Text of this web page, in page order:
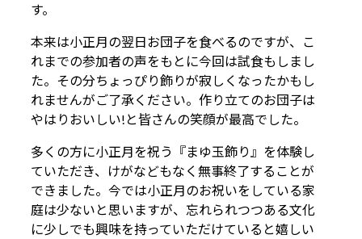
す。
本来は小正月の翌日お団子を食べるのですが、こ
れまでの参加者の声をもとに今回は試食もしまし
た。その分ちょっぴり飾りが寂しくなったかもし
れませんがご了承ください。作り立てのお団子は
やはりおいしい!と皆さんの笑顔が最高でした。
多くの方に小正月を祝う『まゆ玉飾り』を体験し
ていただき、けがなどもなく無事終了することが
できました。今では小正月のお祝いをしている家
庭は少ないと思いますが、忘れられつつある文化
に少しでも興味を持っていただけていると嬉しい